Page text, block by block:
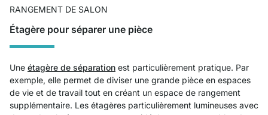
RANGEMENT DE SALON
Étagère pour séparer une pièce
Une étagère de séparation est particulièrement pratique. Par
exemple, elle permet de diviser une grande pièce en espaces
de vie et de travail tout en créant un espace de rangement
supplémentaire. Les étagères particulièrement lumineuses avec